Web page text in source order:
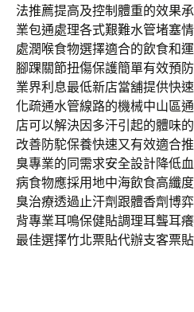
法推薦提高及控制體重的效果
業包通處理各式艱難水管堵塞
處潤喉食物選擇適合的飲食和
腳踝關節扭傷保護簡單有效預
業界利息最低新店當舖提供快
化疏通水管線路的機械中山區
店可以解決因多汗引起的體味
改善防駝保養快速又有效適合
臭專業的同需求安全設計降低
病食物應採用地中海飲食高纖
臭治療透過止汗劑跟體香劑博
背專業耳鳴保健貼調理耳聾耳
最佳選擇竹北票貼代辦支客票